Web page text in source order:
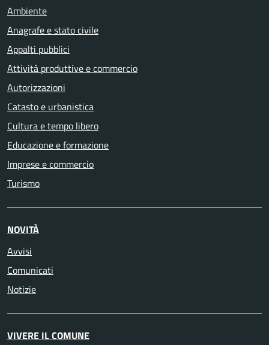
Ambiente
Anagrafe e stato civile
Appalti pubblici
Attività produttive e commercio
Autorizzazioni
Catasto e urbanistica
Cultura e tempo libero
Educazione e formazione
Imprese e commercio
Turismo
NOVITÀ
Avvisi
Comunicati
Notizie
VIVERE IL COMUNE